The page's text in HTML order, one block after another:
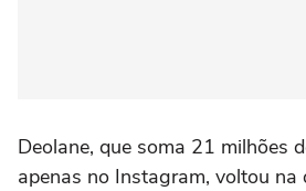
Deolane, que soma 21 milhões
apenas no Instagram, voltou